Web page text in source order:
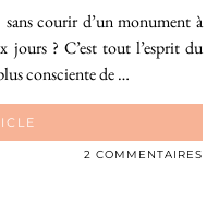
courir d’un monument à
jours ? C’est tout l’esprit du
consciente de …
2 COMMENTAIRES